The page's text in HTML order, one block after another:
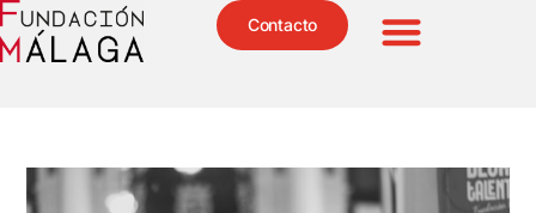
Contacto